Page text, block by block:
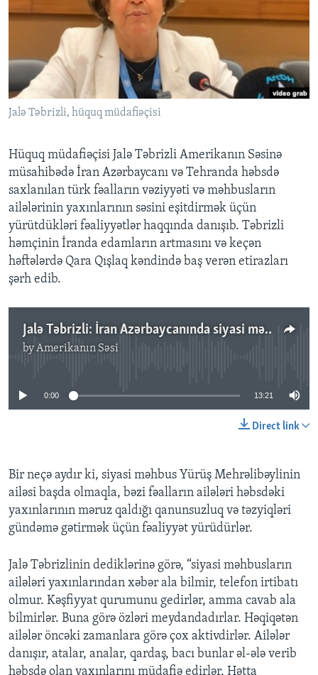
BIZI IZLƏYIN
Dillər
Jalə Təbrizli, hüquq müdafiəçisi
Hüquq müdafiəçisi Jalə Təbrizli Amerikanın Səsinə
müsahibədə İran Azərbaycanı və Tehranda həbsdə
saxlanılan türk fəalların vəziyyəti və məhbusların
ailələrinin yaxınlarının səsini eşitdirmək üçün
yürütdükləri fəaliyyətlər haqqında danışıb. Təbrizli
həmçinin İranda edamların artmasını və keçən
həftələrdə Qara Qışlaq kəndində baş verən etirazları
şərh edib.
Jalə Təbrizli: İran Azərbaycanında siyasi məhbusların ailələri keçmişə görə daha aktivdirlər
byAmerikanın Səsi
0:00 13:21
Direct link
Bir neçə aydır ki, siyasi məhbus Yürüş Mehrəlibəylinin
ailəsi başda olmaqla, bəzi fəalların ailələri həbsdəki
yaxınlarının məruz qaldığı qanunsuzluq və təzyiqləri
gündəmə gətirmək üçün fəaliyyət yürüdürlər.
Jalə Təbrizlinin dediklərinə görə, “siyasi məhbusların
ailələri yaxınlarından xəbər ala bilmir, telefon irtibatı
olmur. Kəşfiyyat qurumunu gedirlər, amma cavab ala
bilmirlər. Buna görə özləri meydandadırlar. Həqiqətən
ailələr öncəki zamanlara görə çox aktivdirlər. Ailələr
danışır, atalar, analar, qardaş, bacı bunlar əl-ələ verib
həbsdə olan yaxınlarını müdafiə edirlər. Hətta